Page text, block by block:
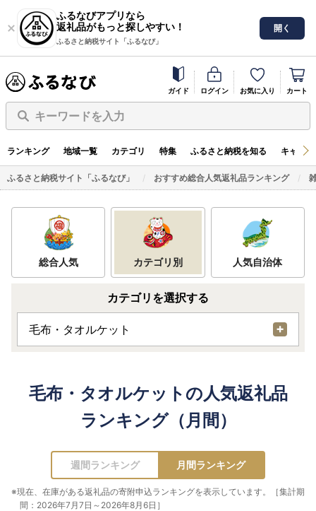
ふるなびアプリなら
返礼品がもっと探しやすい！
ふるさと納税サイト「ふるなび」
開く
ガイド ログイン お気に入り カート
キーワードを入力
ランキング 地域一覧 カテゴリ 特集 ふるさと納税を知る キャン
ふるさと納税サイト「ふるなび」 おすすめ総合人気返礼品ランキング
総合人気 カテゴリ別 人気自治体
カテゴリを選択する
毛布・タオルケット
毛布・タオルケットの人気返礼品
ランキング（月間）
週間ランキング 月間ランキング
※現在、在庫がある返礼品の寄附申込ランキングを表示しています。［集計期
間：2026年7月7日～2026年8月6日］